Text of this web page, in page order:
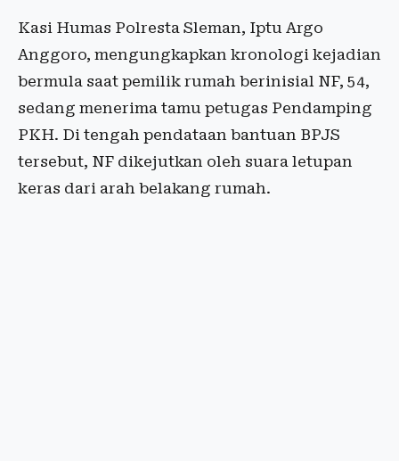
Kasi Humas Polresta Sleman, Iptu Argo
Anggoro, mengungkapkan kronologi kejadian
bermula saat pemilik rumah berinisial NF, 54,
sedang menerima tamu petugas Pendamping
PKH. Di tengah pendataan bantuan BPJS
tersebut, NF dikejutkan oleh suara letupan
keras dari arah belakang rumah.